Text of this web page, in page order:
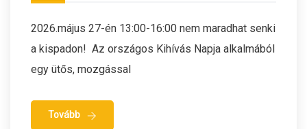
2026.május 27-én 13:00-16:00 nem maradhat senki
a kispadon! Az országos Kihívás Napja alkalmából
egy ütős, mozgással
Tovább